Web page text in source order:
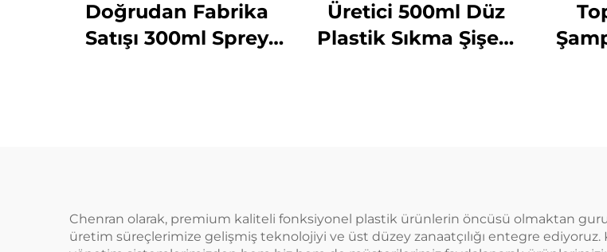
Doğrudan Fabrika
Satışı 300ml Sprey
Üretici 500ml Düz
Plastik Sıkma Şişesi
Chenran olarak, premium kaliteli fonksiyonel plastik ürünlerin öncüsü olmaktan
üretim süreçlerimize gelişmiş teknolojiyi ve üst düzey zanaatçılığı entegre